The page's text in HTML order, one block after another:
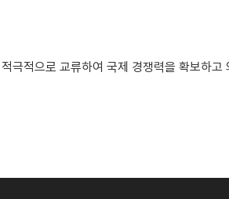
극적으로 교류하여 국제 경쟁력을 확보하